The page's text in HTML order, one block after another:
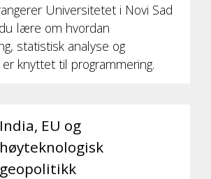
Universitetet i Novi Sad
lære om hvordan
statistisk analyse og
knyttet til programmering.
India, EU og
høyteknologisk
geopolitikk